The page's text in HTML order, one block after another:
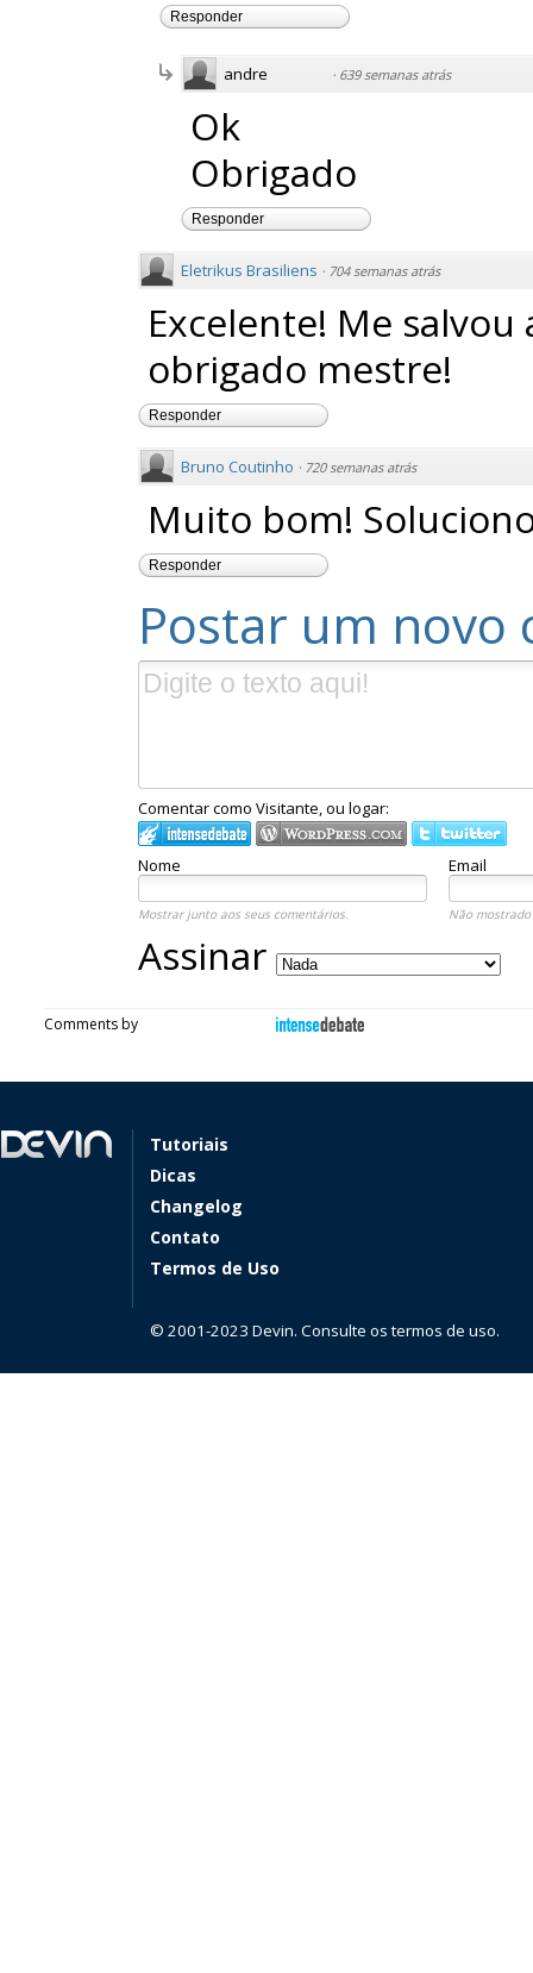
Responder
andre · 639 semanas atrás
Ok
Obrigado
Responder
Eletrikus Brasiliens · 704 semanas atrás
Excelente! Me
obrigado mestre!
Responder
Bruno Coutinho · 720 semanas atrás
Muito bom!
Responder
Postar um novo
Comentar como Visitante, ou logar:
Nome Email
Mostrar junto aos seus comentários. Não
Assinar
Comments by
Tutoriais
Dicas
Changelog
Contato
Termos de Uso
© 2001-2023 Devin. Consulte os termos de uso.